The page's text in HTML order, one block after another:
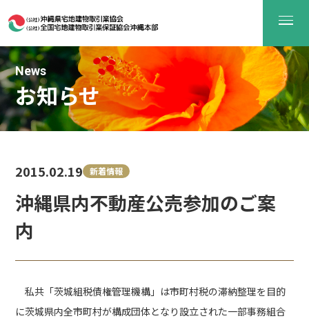
News
お知らせ
沖縄県内不動産公売参加のご案
内
2015.02.19 新着情報
私共「茨城組税債権管理機構」は市町村税の滞納整理を目的
に茨城県内全市町村が構成団体となり設立された一部事務組合